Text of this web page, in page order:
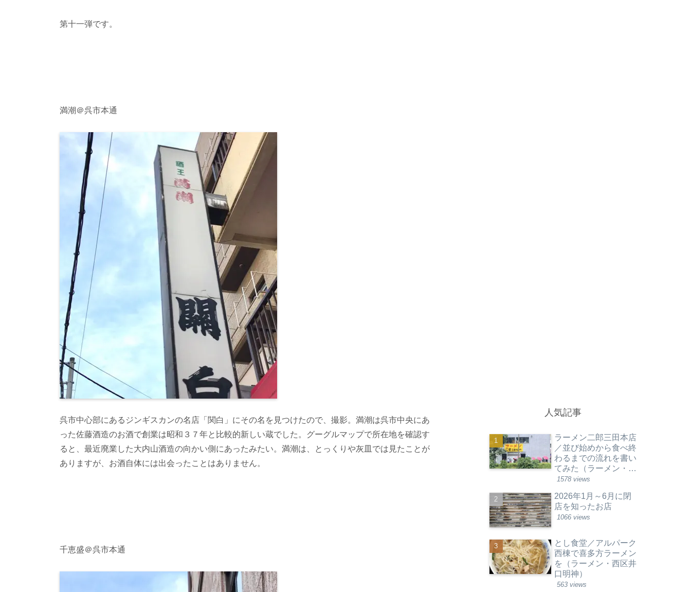
第十一弾です。
満潮＠呉市本通
呉市中心部にあるジンギスカンの名店「関白」にその名を見つけたので、撮影。満潮は呉市中央にあ
った佐藤酒造のお酒で創業は昭和３７年と比較的新しい蔵でした。グーグルマップで所在地を確認す
ると、最近廃業した大内山酒造の向かい側にあったみたい。満潮は、とっくりや灰皿では見たことが
ありますが、お酒自体には出会ったことはありません。
千恵盛＠呉市本通
人気記事
ラーメン二郎三田本店
／並び始めから食べ終
わるまでの流れを書い
てみた（ラーメン・東
京都港区）
1578 views
2026年1月～6月に閉
店を知ったお店
1066 views
とし食堂／アルパーク
西棟で喜多方ラーメン
を（ラーメン・西区井
口明神）
563 views